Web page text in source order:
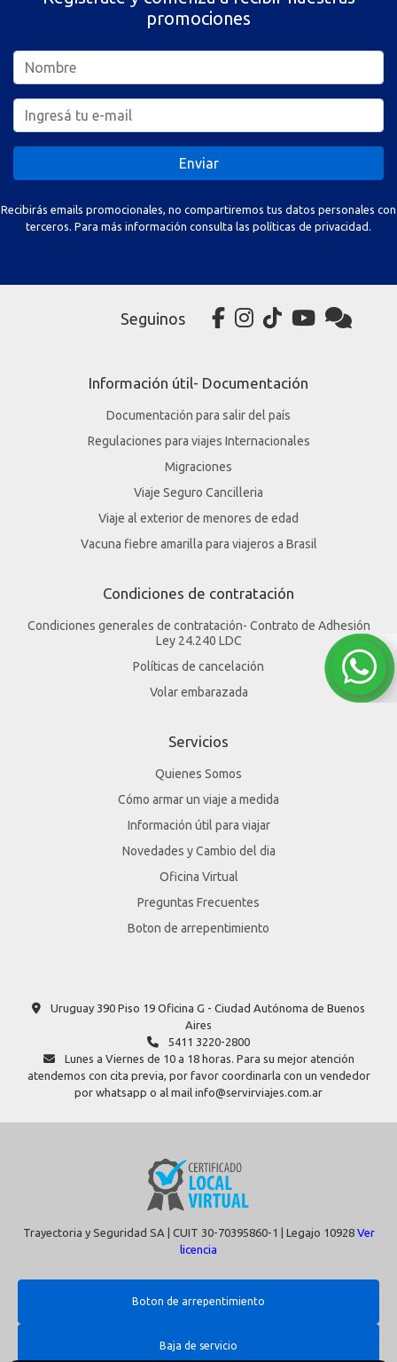
promociones
Enviar
Recibirás emails promocionales, no compartiremos tus datos personales con
terceros. Para más información consulta las políticas de privacidad.
Seguinos
Información útil- Documentación
Documentación para salir del país
Regulaciones para viajes Internacionales
Migraciones
Viaje Seguro Cancilleria
Viaje al exterior de menores de edad
Vacuna fiebre amarilla para viajeros a Brasil
Condiciones de contratación
Condiciones generales de contratación- Contrato de Adhesión
Ley 24.240 LDC
Políticas de cancelación
Volar embarazada
Servicios
Quienes Somos
Cómo armar un viaje a medida
Información útil para viajar
Novedades y Cambio del dia
Oficina Virtual
Preguntas Frecuentes
Boton de arrepentimiento
Uruguay 390 Piso 19 Oficina G - Ciudad Autónoma de Buenos
Aires
5411 3220-2800
Lunes a Viernes de 10 a 18 horas. Para su mejor atención
atendemos con cita previa, por favor coordinarla con un vendedor
por whatsapp o al mail info@servirviajes.com.ar
Trayectoria y Seguridad SA | CUIT 30-70395860-1 | Legajo 10928 Ver
licencia
Boton de arrepentimiento
Baja de servicio